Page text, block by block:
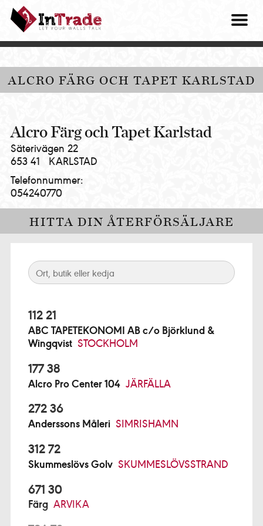
Intrade
ITG
AB
|
your
walls
talk
ALCRO FÄRG OCH TAPET KARLSTAD
Alcro Färg och Tapet Karlstad
Säterivägen 22
653 41
KARLSTAD
Telefonnummer:
054240770
HITTA DIN ÅTERFÖRSÄLJARE
112 21
ABC TAPETEKONOMI AB c/o Björklund &
Wingqvist STOCKHOLM
177 38
Alcro Pro Center 104 JÄRFÄLLA
272 36
Anderssons Måleri SIMRISHAMN
312 72
Skummeslövs Golv SKUMMESLÖVSSTRAND
671 30
Färg ARVIKA
OM
VÅRA
HITTA